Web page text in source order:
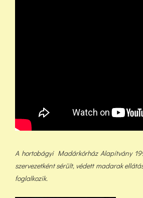
A hortobágyi Madárkórház Alapítvány
szervezetként sérült, védett madarak
foglalkozik.